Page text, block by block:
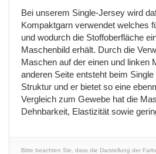
Bei unserem Single-Jersey wird
Kompaktgarn verwendet welches
und wodurch die Stoffoberfläche
Maschenbild erhält. Durch die
Maschen auf der einen und linken
anderen Seite entsteht beim
Struktur und er bietet so eine
Vergleich zum Gewebe hat die
Dehnbarkeit, Elastizität sowie
Bitte beachten Sie, dass die Darstellung der